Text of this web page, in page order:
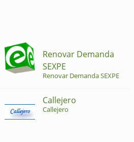
Renovar Demanda
SEXPE
Renovar Demanda SEXPE
Callejero
Callejero